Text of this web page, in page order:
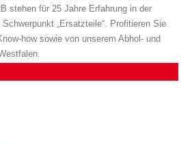
stehen für 25 Jahre Erfahrung in der
„Ersatzteile“. Profitieren Sie
how sowie von unserem Abhol- und